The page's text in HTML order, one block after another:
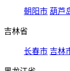
朝阳市 葫芦
吉林省
长春市 吉林